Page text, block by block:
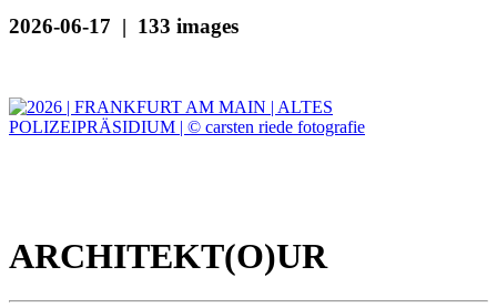
2026-06-17 | 133 images
ARCHITEKT(O)UR